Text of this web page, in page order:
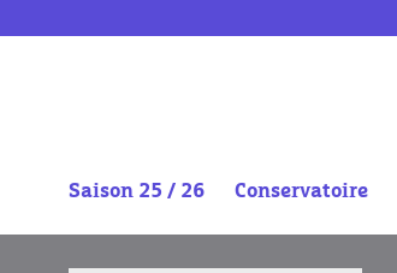
Saison 25 / 26 Conservatoire